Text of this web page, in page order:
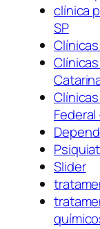
clínica
SP
Federal
Slider